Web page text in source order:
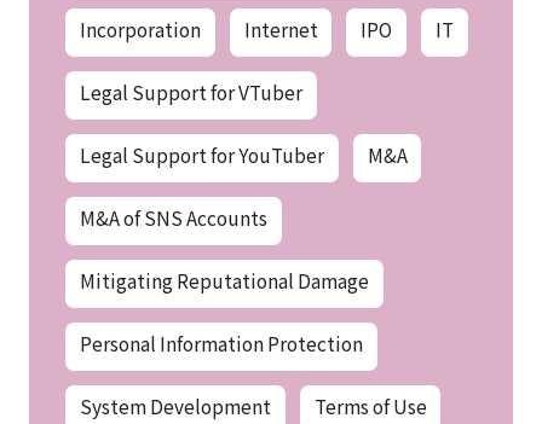
Incorporation Internet IPO IT
Legal Support for VTuber
Legal Support for YouTuber M&A
M&A of SNS Accounts
Mitigating Reputational Damage
Personal Information Protection
System Development Terms of Use